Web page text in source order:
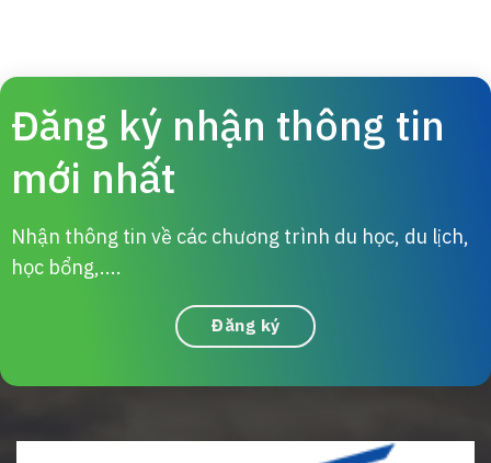
Đăng ký nhận thông tin
mới nhất
Nhận thông tin về các chương trình du học, du lịch,
học bổng,....
Đăng ký